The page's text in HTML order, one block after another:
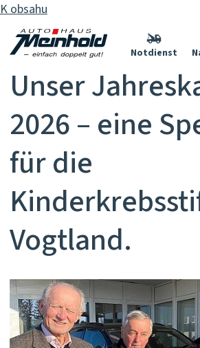
K obsahu
Notdienst
Unser
2026 – eine
für die
Vogtland.